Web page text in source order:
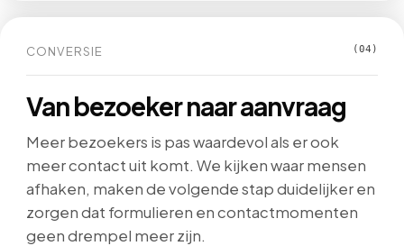
CONVERSIE (04)
Van bezoeker naar aanvraag
Meer bezoekers is pas waardevol als er ook
meer contact uit komt. We kijken waar mensen
afhaken, maken de volgende stap duidelijker en
zorgen dat formulieren en contactmomenten
geen drempel meer zijn.